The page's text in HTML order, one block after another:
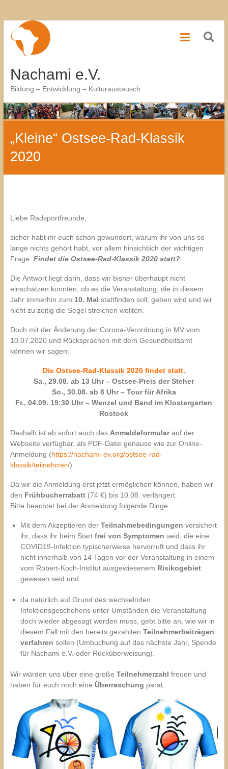
Inhalt
springen
Nachami e.V.
Bildung – Entwicklung – Kulturaustausch
„Kleine“ Ostsee-Rad-Klassik
2020
Liebe Radsportfreunde,
sicher habt ihr euch schon gewundert, warum ihr von uns so
lange nichts gehört habt, vor allem hinsichtlich der wichtigen
Frage: Findet die Ostsee-Rad-Klassik 2020 statt?
Die Antwort liegt darin, dass wir bisher überhaupt nicht
einschätzen konnten, ob es die Veranstaltung, die in diesem
Jahr immerhin zum 10. Mal stattfinden soll, geben wird und wir
nicht zu zeitig die Segel streichen wollten.
Doch mit der Änderung der Corona-Verordnung in MV vom
10.07.2020 und Rücksprachen mit dem Gesundheitsamt
können wir sagen:
Die Ostsee-Rad-Klassik 2020 findet statt.
Sa., 29.08. ab 13 Uhr – Ostsee-Preis der Steher
So., 30.08. ab 8 Uhr – Tour für Afrika
Fr., 04.09. 19:30 Uhr – Wenzel und Band im Klostergarten
Rostock
Deshalb ist ab sofort auch das Anmeldeformularauf der
Webseite verfügbar, als PDF-Datei genauso wie zur Online-
Anmeldung (https://nachami-ev.org/ostsee-rad-
klassik/teilnehmer/).
Da wir die Anmeldung erst jetzt ermöglichen können, haben wir
den Frühbucherrabatt(74 €) bis 10.08. verlängert.
Bitte beachtet bei der Anmeldung folgende Dinge:
Mit dem Akzeptieren der Teilnahmebedingungen versichert
ihr, dass ihr beim Start frei von Symptomen seid, die eine
COVID19-Infektion typischerweise hervorruft und dass ihr
nicht innerhalb von 14 Tagen vor der Veranstaltung in einem
vom Robert-Koch-Institut ausgewiesenem Risikogebiet
gewesen seid und
da natürlich auf Grund des wechselnden
Infektionsgeschehens unter Umständen die Veranstaltung
doch wieder abgesagt werden muss, gebt bitte an, wie wir in
diesem Fall mit den bereits gezahlten Teilnehmerbeiträgen
verfahren sollen (Umbuchung auf das nächste Jahr, Spende
für Nachami e.V. oder Rücküberweisung).
Wir würden uns über eine große Teilnehmerzahl freuen und
haben für euch noch eine Überraschung parat: